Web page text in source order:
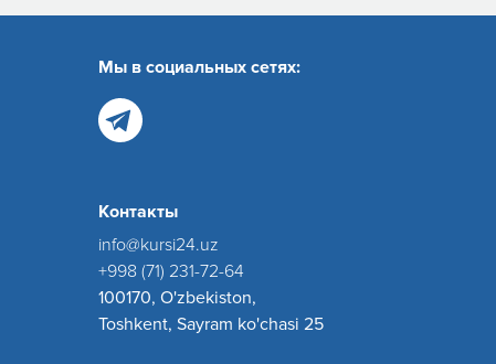
Мы в социальных сетях:
Контакты
info@kursi24.uz
+998 (71) 231-72-64
100170, O'zbekiston,
Toshkent, Sayram ko'chasi 25